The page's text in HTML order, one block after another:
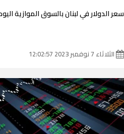
سعر الدولار في لبنان بالسوق الموازية اليوم
الثلاثاء 7 نوفمبر 2023 12:02:57